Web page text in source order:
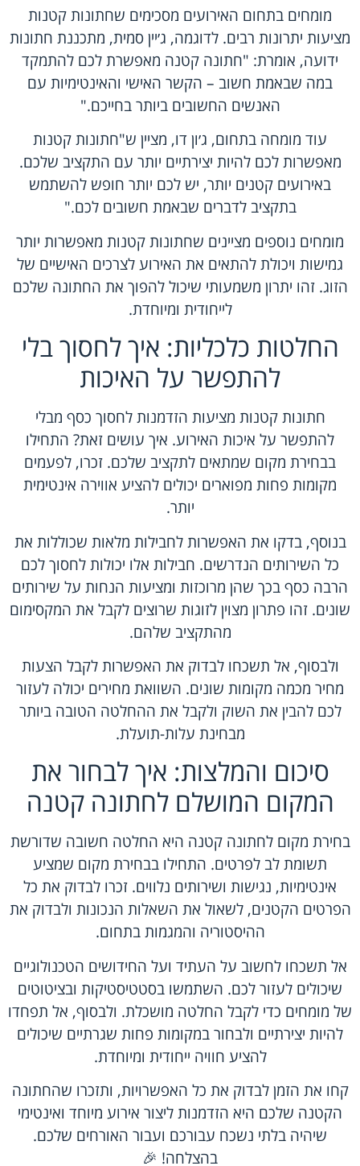
מומחים בתחום האירועים מסכימים שחתונות קטנות
מציעות יתרונות רבים. לדוגמה, ג׳יין סמית, מתכננת חתונות
ידועה, אומרת: "חתונה קטנה מאפשרת לכם להתמקד
במה שבאמת חשוב – הקשר האישי והאינטימיות עם
האנשים החשובים ביותר בחייכם."
עוד מומחה בתחום, ג׳ון דו, מציין ש"חתונות קטנות
מאפשרות לכם להיות יצירתיים יותר עם התקציב שלכם.
באירועים קטנים יותר, יש לכם יותר חופש להשתמש
בתקציב לדברים שבאמת חשובים לכם."
מומחים נוספים מציינים שחתונות קטנות מאפשרות יותר
גמישות ויכולת להתאים את האירוע לצרכים האישיים של
הזוג. זהו יתרון משמעותי שיכול להפוך את החתונה שלכם
לייחודית ומיוחדת.
החלטות כלכליות: איך לחסוך בלי
להתפשר על האיכות
חתונות קטנות מציעות הזדמנות לחסוך כסף מבלי
להתפשר על איכות האירוע. איך עושים זאת? התחילו
בבחירת מקום שמתאים לתקציב שלכם. זכרו, לפעמים
מקומות פחות מפוארים יכולים להציע אווירה אינטימית
יותר.
בנוסף, בדקו את האפשרות לחבילות מלאות שכוללות את
כל השירותים הנדרשים. חבילות אלו יכולות לחסוך לכם
הרבה כסף בכך שהן מרוכזות ומציעות הנחות על שירותים
שונים. זהו פתרון מצוין לזוגות שרוצים לקבל את המקסימום
מהתקציב שלהם.
ולבסוף, אל תשכחו לבדוק את האפשרות לקבל הצעות
מחיר מכמה מקומות שונים. השוואת מחירים יכולה לעזור
לכם להבין את השוק ולקבל את ההחלטה הטובה ביותר
מבחינת עלות-תועלת.
סיכום והמלצות: איך לבחור את
המקום המושלם לחתונה קטנה
בחירת מקום לחתונה קטנה היא החלטה חשובה שדורשת
תשומת לב לפרטים. התחילו בבחירת מקום שמציע
אינטימיות, נגישות ושירותים נלווים. זכרו לבדוק את כל
הפרטים הקטנים, לשאול את השאלות הנכונות ולבדוק את
ההיסטוריה והמגמות בתחום.
אל תשכחו לחשוב על העתיד ועל החידושים הטכנולוגיים
שיכולים לעזור לכם. השתמשו בסטטיסטיקות ובציטוטים
של מומחים כדי לקבל החלטה מושכלת. ולבסוף, אל תפחדו
להיות יצירתיים ולבחור במקומות פחות שגרתיים שיכולים
להציע חוויה ייחודית ומיוחדת.
קחו את הזמן לבדוק את כל האפשרויות, ותזכרו שהחתונה
הקטנה שלכם היא הזדמנות ליצור אירוע מיוחד ואינטימי
שיהיה בלתי נשכח עבורכם ועבור האורחים שלכם.
בהצלחה! 🎉